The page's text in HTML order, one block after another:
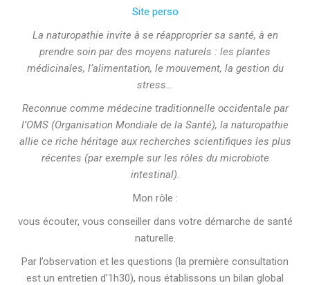
Site perso
La naturopathie invite à se réapproprier sa santé, à en
prendre soin par des moyens naturels : les plantes
médicinales, l’alimentation, le mouvement, la gestion du
stress…
Reconnue comme médecine traditionnelle occidentale par
l’OMS (Organisation Mondiale de la Santé), la naturopathie
allie ce riche héritage aux recherches scientifiques les plus
récentes (par exemple sur les rôles du microbiote
intestinal).
Mon rôle :
vous écouter, vous conseiller dans votre démarche de santé
naturelle.
Par l’observation et les questions (la première consultation
est un entretien d’1h30), nous établissons un bilan global